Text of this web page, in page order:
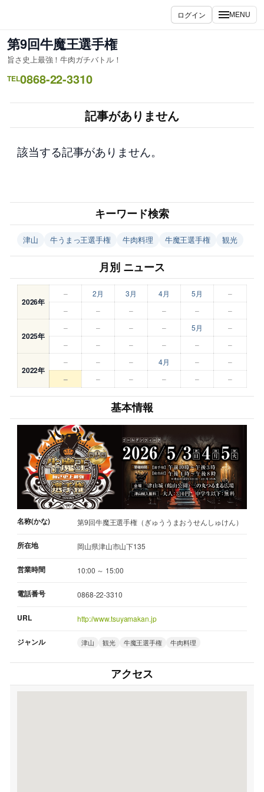
を
ス
キ
ッ
ログイン MENU
第9回牛魔王選手権
旨さ史上最強！牛肉ガチバトル！
TEL0868-22-3310
記事がありません
該当する記事がありません。
キーワード検索
津山 牛うまっ王選手権 牛肉料理 牛魔王選手権 観光
月別 ニュース
2026年
– 2月 3月 4月 5月
–
–
– – – – –
2025年
– – – – 5月
–
–
– – – – –
2022年
– – – 4月 – –
– – – – – –
基本情報
名称(かな) 第9回牛魔王選手権（ぎゅううまおうせんしゅけん）
所在地 岡山県津山市山下135
営業時間 10:00 ～ 15:00
電話番号 0868-22-3310
URL http://www.tsuyamakan.jp
ジャンル 津山 観光 牛魔王選手権 牛肉料理
アクセス